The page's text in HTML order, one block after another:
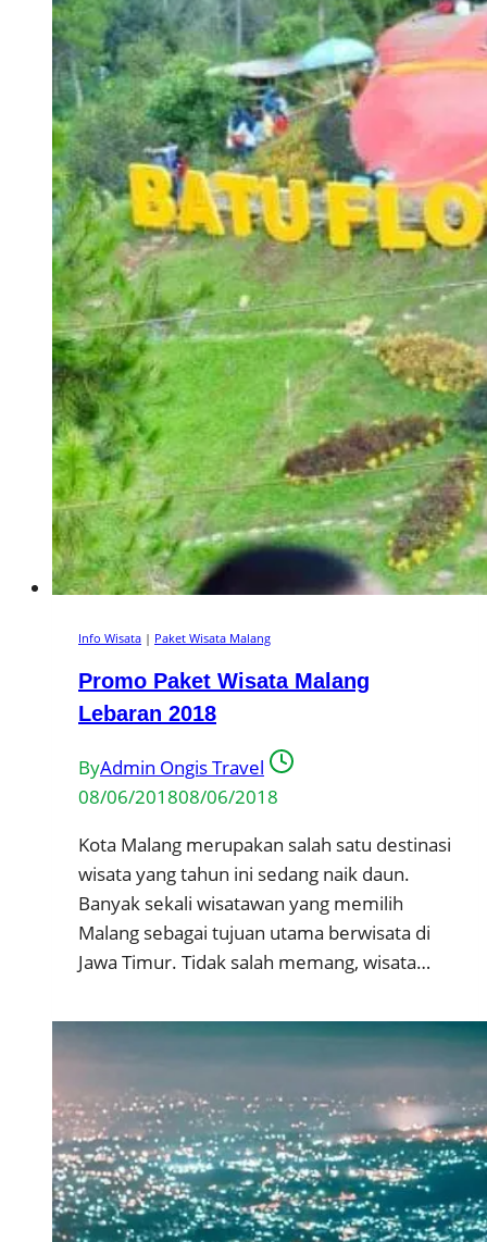
Info Wisata | Paket Wisata Malang
Promo Paket Wisata Malang
Lebaran 2018
ByAdmin Ongis Travel
08/06/201808/06/2018
Kota Malang merupakan salah satu destinasi
wisata yang tahun ini sedang naik daun.
Banyak sekali wisatawan yang memilih
Malang sebagai tujuan utama berwisata di
Jawa Timur. Tidak salah memang, wisata…